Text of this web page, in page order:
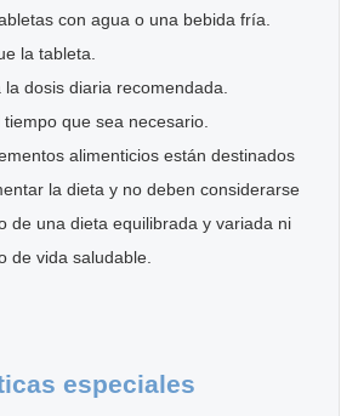
con agua o una bebida fría.
la tableta.
la dosis diaria recomendada.
que sea necesario.
alimenticios están destinados
la dieta y no deben considerarse
de una dieta equilibrada y variada ni
de vida saludable.
especiales